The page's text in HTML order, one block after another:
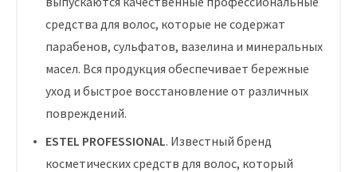
средства для волос, которые не содержат
парабенов, сульфатов, вазелина и минеральных
масел. Вся продукция обеспечивает бережные
уход и быстрое восстановление от различных
повреждений.
ESTEL PROFESSIONAL. Известный бренд
косметических средств для волос, который